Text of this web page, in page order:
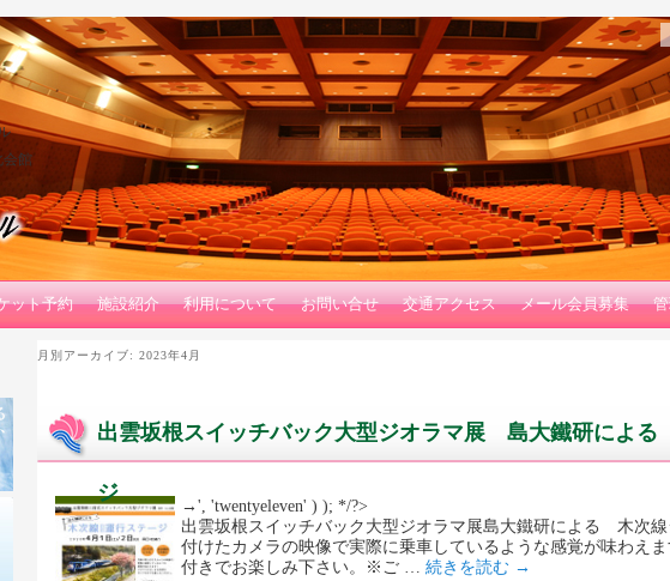
館
ット予約 施設紹介 利用について お問い合せ 交通アクセス メール会員募集
月別アーカイブ: 2023年4月
出雲坂根スイッチバック大型ジオラマ展 島大鐵研によ
ジ
→', 'twentyeleven' ) ); */?>
出雲坂根スイッチバック大型ジオラマ展島大鐵研による 木次
付けたカメラの映像で実際に乗車しているような感覚が味わえ
付きでお楽しみ下さい。※ご … 続きを読む →